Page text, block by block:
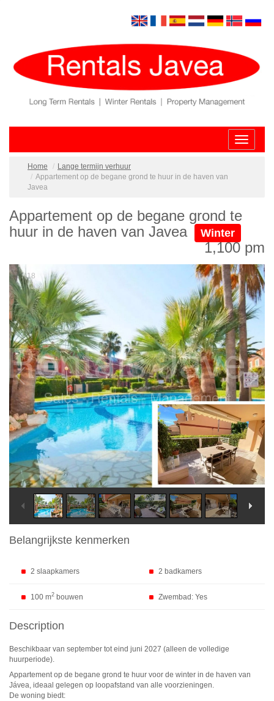
Toggle
Home
Lange termijn verhuur
Appartement op de begane grond te huur in de haven van
Javea
Appartement op de begane grond te
huur in de haven van Javea
Winter
1,100 pm
2/18
Belangrijkste kenmerken
2 slaapkamers 2 badkamers
100 m2 bouwen Zwembad: Yes
Description
Beschikbaar van september tot eind juni 2027 (alleen de volledige
huurperiode).
Appartement op de begane grond te huur voor de winter in de haven van
Jávea, ideaal gelegen op loopafstand van alle voorzieningen.
De woning biedt: